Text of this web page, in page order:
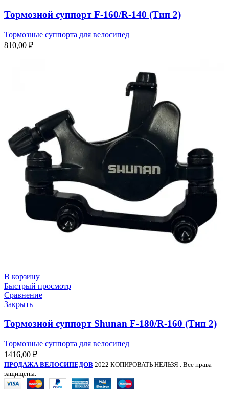
Тормозной суппорт F-160/R-140 (Тип 2)
Тормозные суппорта для велосипед
810,00 ₽
В корзину
Быстрый просмотр
Сравнение
Закрыть
Тормозной суппорт Shunan F-180/R-160 (Тип 2)
Тормозные суппорта для велосипед
1416,00 ₽
ПРОДАЖА ВЕЛОСИПЕДОВ 2022 КОПИРОВАТЬ НЕЛЬЗЯ . Все права
защищены.